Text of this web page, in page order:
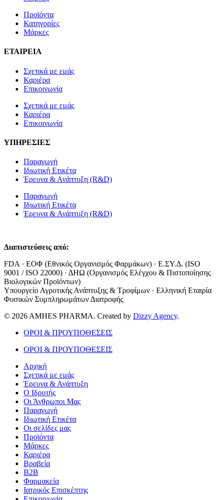
Προϊόντα
Κατηγορίες
Μάρκες
ΕΤΑΙΡΕΙΑ
Σχετικά με εμάς
Καριέρα
Επικοινωνία
Σχετικά με εμάς
Καριέρα
Επικοινωνία
ΥΠΗΡΕΣΙΕΣ
Παραγωγή
Ιδιωτική Ετικέτα
Έρευνα & Ανάπτυξη (R&D)
Παραγωγή
Ιδιωτική Ετικέτα
Έρευνα & Ανάπτυξη (R&D)
Διαπιστεύσεις από:
FDA · ΕΟΦ (Εθνικός Οργανισμός Φαρμάκων) · Ε.ΣΥ.Δ. (ISO
9001 / ISO 22000) · ΔΗΩ (Οργανισμός Ελέγχου & Πιστοποίησης
Βιολογικών Προϊόντων)
Υπουργείο Αγροτικής Ανάπτυξης & Τροφίμων · Ελληνική Εταιρία
Φυσικών Συμπληρωμάτων Διατροφής
© 2026 AMHES PHARMA. Created by Dizzy Agency.
ΟΡΟΙ & ΠΡΟΥΠΟΘΕΣΕΙΣ
ΟΡΟΙ & ΠΡΟΥΠΟΘΕΣΕΙΣ
Αρχική
Σχετικά με εμάς
Έρευνα & Ανάπτυξη
Ο Ιδρυτής
Οι Άνθρωποι Μας
Παραγωγή
Ιδιωτική Ετικέτα
Οι σελίδες μας
Προϊόντα
Μάρκες
Καριέρα
Βραβεία
B2B
Φαρμακεία
Ιατρικός Επισκέπτης